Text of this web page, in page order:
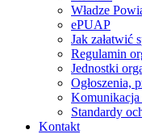
Władze
ePUAP
Jak załatwić
Regulamin
Jednostki
Ogłoszenia,
Standardy
Kontakt